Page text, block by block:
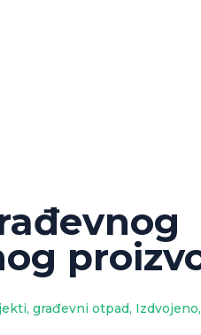
,građevni otpad, Izdvojeno,